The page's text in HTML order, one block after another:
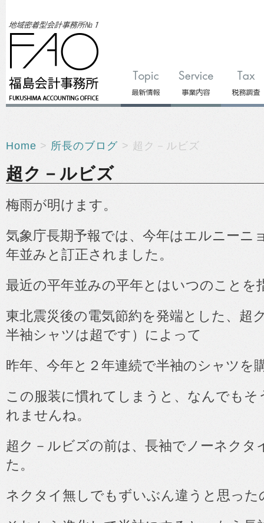
Home > 所長のブログ > 超ク－ルビズ
超ク－ルビズ
梅雨が明けます。
気象庁長期予報では、今年はエルニーニ
年並みと訂正されました。
最近の平年並みの平年とはいつのことを
東北震災後の電気節約を発端とした、超
半袖シャツは超です）によって
昨年、今年と２年連続で半袖のシャツを
この服装に慣れてしまうと、なんでも
れませんね。
超ク－ルビズの前は、長袖でノーネクタ
た。
ネクタイ無しでもずいぶん違うと思った